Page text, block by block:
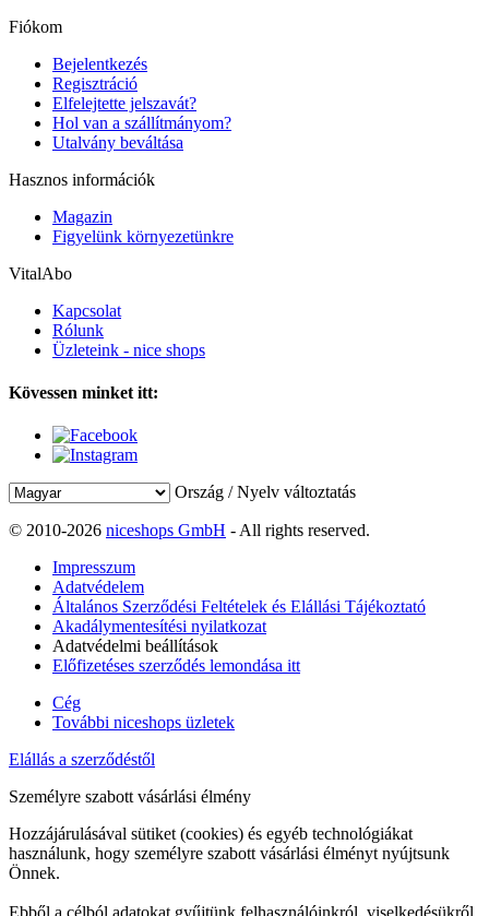
Fiókom
Bejelentkezés
Regisztráció
Elfelejtette jelszavát?
Hol van a szállítmányom?
Utalvány beváltása
Hasznos információk
Magazin
Figyelünk környezetünkre
VitalAbo
Kapcsolat
Rólunk
Üzleteink - nice shops
Kövessen minket itt:
Ország / Nyelv változtatás
© 2010-2026 niceshops GmbH - All rights reserved.
Impresszum
Adatvédelem
Általános Szerződési Feltételek és Elállási Tájékoztató
Akadálymentesítési nyilatkozat
Adatvédelmi beállítások
Előfizetéses szerződés lemondása itt
Cég
További niceshops üzletek
Elállás a szerződéstől
Személyre szabott vásárlási élmény
Hozzájárulásával sütiket (cookies) és egyéb technológiákat
használunk, hogy személyre szabott vásárlási élményt nyújtsunk
Önnek.